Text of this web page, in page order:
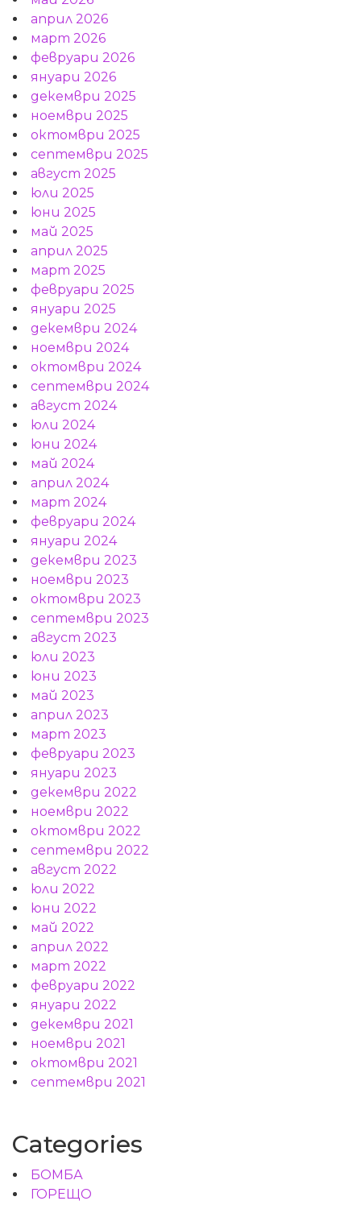
април 2026
март 2026
февруари 2026
януари 2026
декември 2025
ноември 2025
октомври 2025
септември 2025
август 2025
юли 2025
юни 2025
май 2025
април 2025
март 2025
февруари 2025
януари 2025
декември 2024
ноември 2024
октомври 2024
септември 2024
август 2024
юли 2024
юни 2024
май 2024
април 2024
март 2024
февруари 2024
януари 2024
декември 2023
ноември 2023
октомври 2023
септември 2023
август 2023
юли 2023
юни 2023
май 2023
април 2023
март 2023
февруари 2023
януари 2023
декември 2022
ноември 2022
октомври 2022
септември 2022
август 2022
юли 2022
юни 2022
май 2022
април 2022
март 2022
февруари 2022
януари 2022
декември 2021
ноември 2021
октомври 2021
септември 2021
Categories
БОМБА
ГОРЕЩО